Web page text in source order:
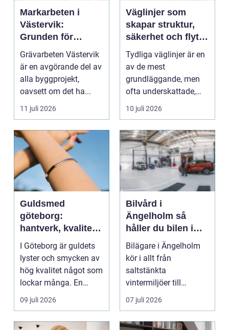
Markarbeten i
Västervik:
Grunden för
hållbara
byggprojekt
Grävarbeten Västervik
är en avgörande del av
alla byggprojekt,
oavsett om det ha...
11 juli 2026
Väglinjer som
skapar struktur,
säkerhet och flyt i
trafiken
Tydliga väglinjer är en
av de mest
grundläggande, men
ofta underskattade,
delarna i trafikmiljön.
De...
10 juli 2026
Guldsmed
göteborg:
hantverk, kvalitet
och personlig
service
I Göteborg är guldets
lyster och smycken av
hög kvalitet något som
lockar många. En
guldsmed i Göteb...
09 juli 2026
Bilvård i
Ängelholm så
håller du bilen i
toppskick året runt
Bilägare i Ängelholm
kör i allt från
saltstänkta
vintermiljöer till
dammiga
sommarvägar. Bilen
utsät...
07 juli 2026